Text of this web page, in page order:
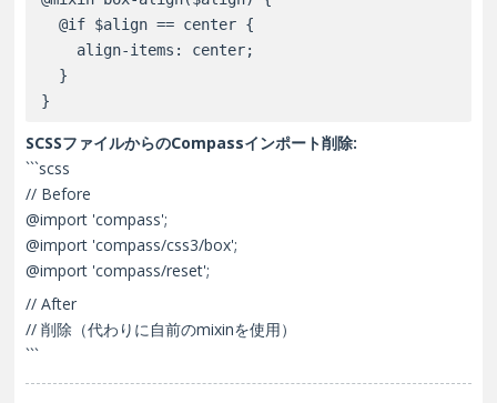
  @if $align == center {
    align-items: center;
  }
SCSSファイルからのCompassインポート削除:
```scss
// Before
@import 'compass';
@import 'compass/css3/box';
@import 'compass/reset';
// After
// 削除（代わりに自前のmixinを使用）
```